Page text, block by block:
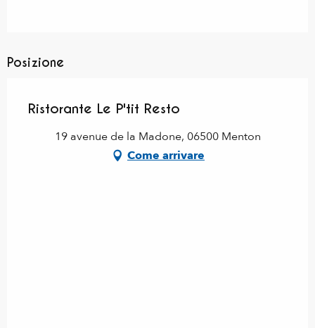
Posizione
Ristorante Le P'tit Resto
19 avenue de la Madone, 06500 Menton
Come arrivare